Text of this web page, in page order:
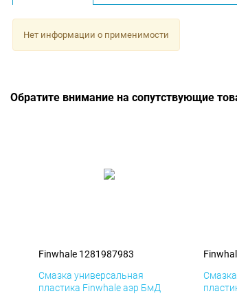
Нет информации о применимости
Обратите внимание на сопутствующие
Finwhale 1281987983
Смазка универсальная
пластика Finwhale аэр БмД